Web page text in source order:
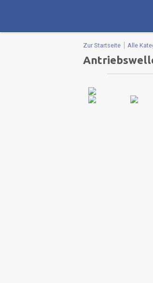
Zur Startseite Alle